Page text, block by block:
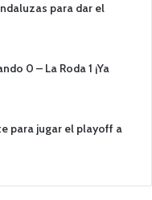
para dar el
0 – La Roda 1 ¡Ya
para jugar el playoff a